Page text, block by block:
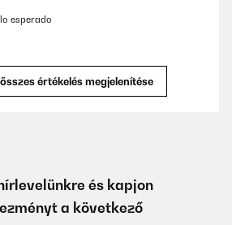
esperado
értékelés megjelenítése
és kapjon
a következő